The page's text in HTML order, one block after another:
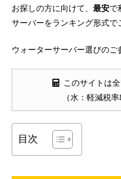
お探しの方に向けて、 最安で
サーバーをランキング形式で
ウォーターサーバー選びの
このサイトは
（水：軽減税
目次